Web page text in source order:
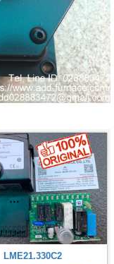
LME21.330C2